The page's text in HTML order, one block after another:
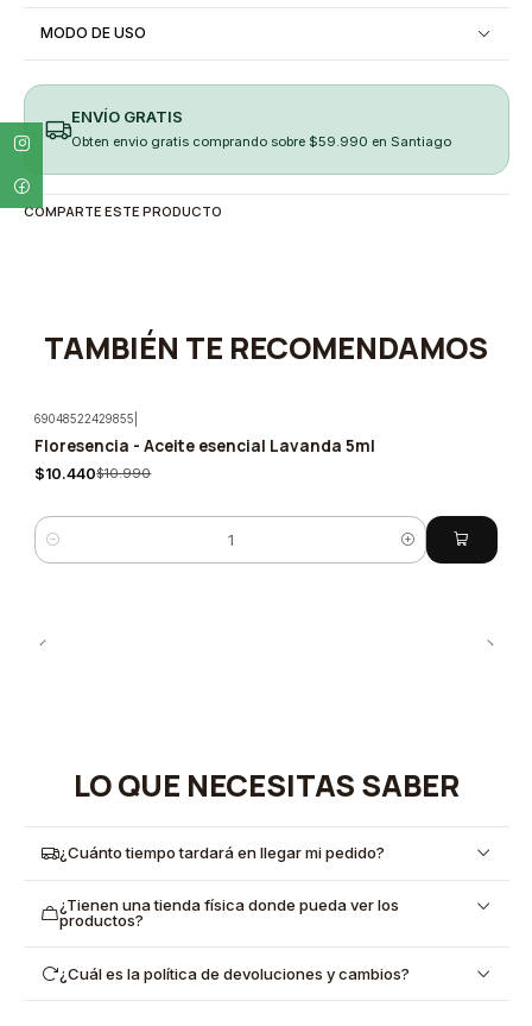
MODO DE USO
ENVÍO GRATIS
Obten envio gratis comprando sobre $59.990 en Santiago
COMPARTE ESTE PRODUCTO
TAMBIÉN TE RECOMENDAMOS
-5%
69048522429855
Floresencia - Aceite esencial Lavanda 5ml
$10.440$10.990
Cantidad
LO QUE NECESITAS SABER
¿Cuánto tiempo tardará en llegar mi pedido?
¿Tienen una tienda física donde pueda ver los
productos?
¿Cuál es la política de devoluciones y cambios?